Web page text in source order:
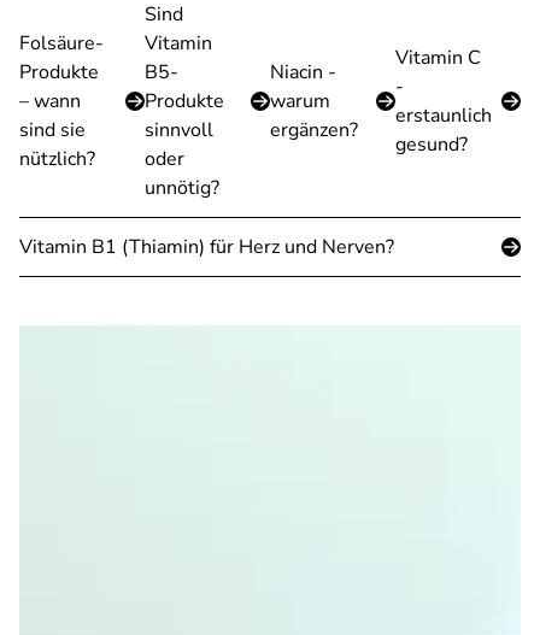
Folsäure-
Produkte
– wann
sind sie
nützlich?
Sind
Vitamin
B5-
Produkte
sinnvoll
oder
unnötig?
Niacin -
warum
ergänzen?
Vitamin C
-
erstaunlich
gesund?
Vitamin B1 (Thiamin) für Herz und Nerven?